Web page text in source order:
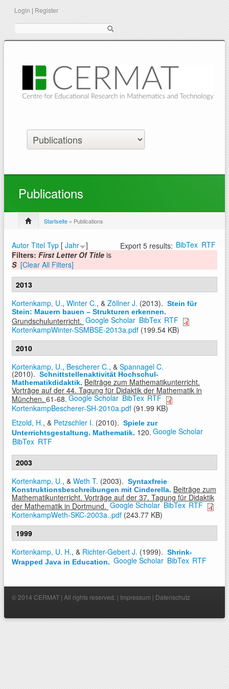
Login | Register
Publications
Startseite » Publications
Export 5 results: BibTex RTF
Autor Titel Typ [ Jahr
]
Filters: First Letter Of Title is
S [Clear All Filters]
2013
Kortenkamp, U., Winter C., & Zöllner J. (2013). Stein für
Stein: Mauern bauen – Strukturen erkennen.
Grundschulunterricht. Google Scholar BibTex RTF
KortenkampWinter-SSMBSE-2013a.pdf (199.54 KB)
2010
Kortenkamp, U., Bescherer C., & Spannagel C.
(2010). Schnittstellenaktivität Hochschul-
Mathematikdidaktik. Beiträge zum Mathematikunterricht.
Vorträge auf der 44. Tagung für Didaktik der Mathematik in
München. 61-68. Google Scholar BibTex RTF
KortenkampBescherer-SH-2010a.pdf (91.99 KB)
Etzold, H., & Petzschler I. (2010). Spiele zur
Unterrichtsgestaltung. Mathematik. 120. Google Scholar
BibTex RTF
2003
Kortenkamp, U., & Weth T. (2003). Syntaxfreie
Konstruktionsbeschreibungen mit Cinderella. Beiträge zum
Mathematikunterricht. Vorträge auf der 37. Tagung für Didaktik
der Mathematik in Dortmund. Google Scholar BibTex RTF
KortenkampWeth-SKC-2003a..pdf (243.77 KB)
1999
Kortenkamp, U. H., & Richter-Gebert J. (1999). Shrink-
Wrapped Java in Education. Google Scholar BibTex RTF
© 2014 CERMAT | All rights reserved. | Impressum | Datenschutz